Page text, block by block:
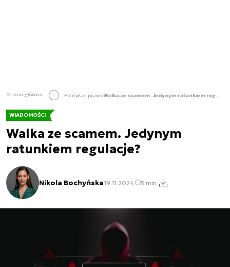
Strona główna Polityka i prawo Walka ze scamem. Jedynym ratunkiem regulacje?
WIADOMOŚCI
Walka ze scamem. Jedynym
ratunkiem regulacje?
Nikola Bochyńska19.11.2024 5 min.